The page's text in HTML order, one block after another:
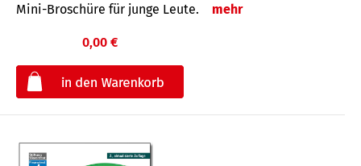
Mini-Broschüre für junge Leute.
mehr
0,00 €